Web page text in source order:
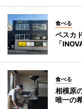
食べる
ペスカ
「
食べる
相模原
唯一の